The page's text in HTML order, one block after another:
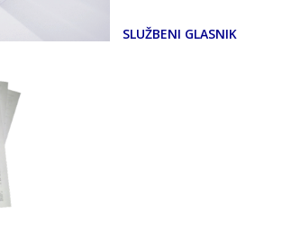
SLUŽBENI GLASNIK